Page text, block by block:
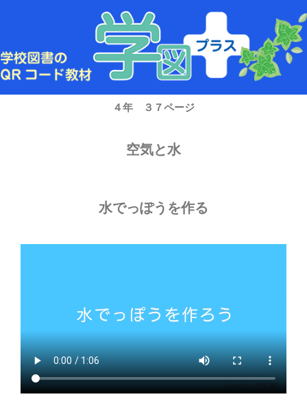
ス
キ
４年 ３７ページ
空気と水
水でっぽうを作る